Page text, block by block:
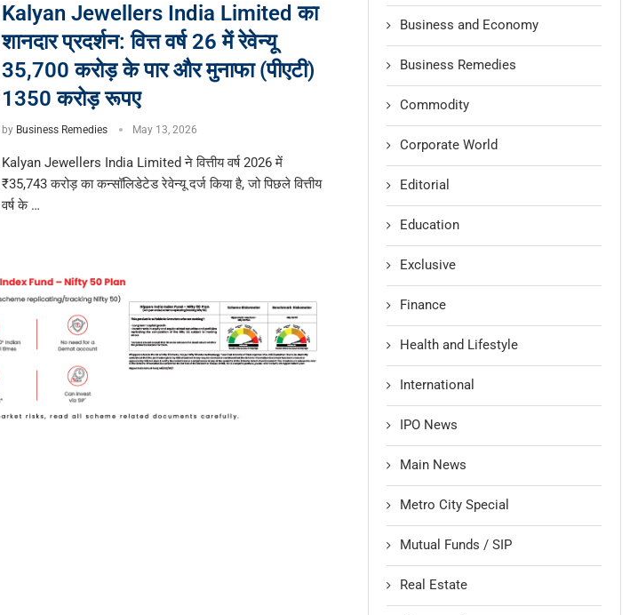
Kalyan Jewellers India Limited का
शानदार प्रदर्शन: वित्त वर्ष 26 में रेवेन्यू
35,700 करोड़ के पार और मुनाफा (पीएटी)
1350 करोड़ रूपए
by Business Remedies May 13, 2026
Kalyan Jewellers India Limited ने वित्तीय वर्ष 2026 में
₹35,743 करोड़ का कन्सॉलिडेटेड रेवेन्यू दर्ज किया है, जो पिछले वित्तीय
वर्ष के …
Business and Economy
Business Remedies
Commodity
Corporate World
Editorial
Education
Exclusive
Finance
Health and Lifestyle
International
IPO News
Main News
Metro City Special
Mutual Funds / SIP
Real Estate